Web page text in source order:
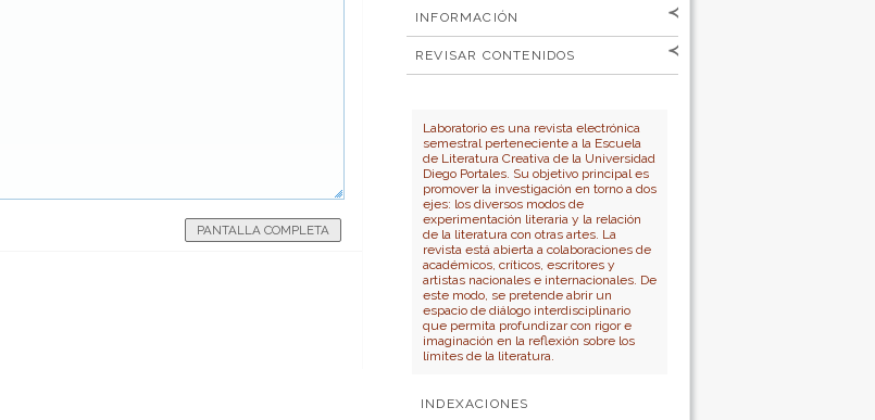
Nombre de
usuario
Contraseña
INFORMACIÓN
Para lectores/as
Para autores
REVISAR CONTENIDOS
Autor
Título
Laboratorio es una revista electrónica
semestral perteneciente a la Escuela
de Literatura Creativa de la Universidad
Diego Portales. Su objetivo principal es
promover la investigación en torno a dos
ejes: los diversos modos de
experimentación literaria y la relación
de la literatura con otras artes. La
revista está abierta a colaboraciones de
académicos, críticos, escritores y
artistas nacionales e internacionales. De
este modo, se pretende abrir un
espacio de diálogo interdisciplinario
que permita profundizar con rigor e
imaginación en la reflexión sobre los
límites de la literatura.
INDEXACIONES
PANTALLA COMPLETA